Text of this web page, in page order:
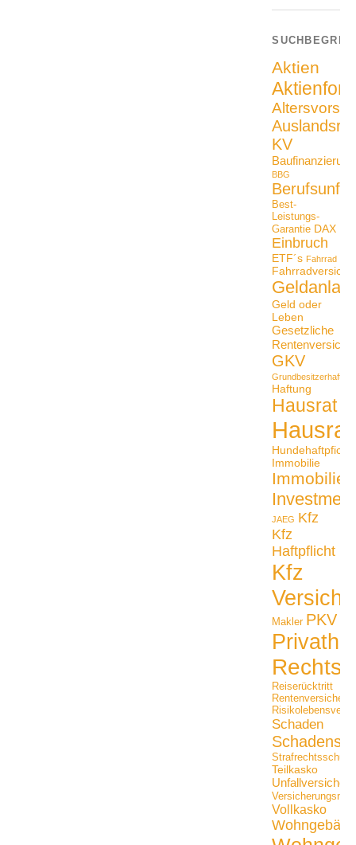
Aktien
KV
Baufinanzierung
BBG
Best-
Leistungs-
Garantie DAX
Einbruch
ETF´s Fahrrad
Geld oder
Leben
Gesetzliche
GKV
Haftung
Hausrat
Hundehaftpficht
Immobilie
JAEG Kfz
Kfz
Haftpflicht
Kfz
Makler PKV
Reiserücktritt
Schaden
Strafrechtsschutz
Teilkasko
Vollkasko